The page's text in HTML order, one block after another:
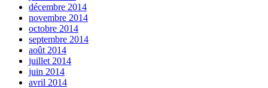
décembre 2014
novembre 2014
octobre 2014
septembre 2014
août 2014
juillet 2014
juin 2014
avril 2014